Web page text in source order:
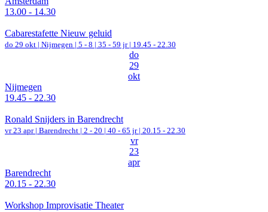
13.00 - 14.30
Cabarestafette Nieuw geluid
do 29 okt | Nijmegen | 5 - 8 | 35 - 59 jr | 19.45 - 22.30
do
29
okt
Nijmegen
19.45 - 22.30
Ronald Snijders in Barendrecht
vr 23 apr | Barendrecht | 2 - 20 | 40 - 65 jr | 20.15 - 22.30
vr
23
apr
Barendrecht
20.15 - 22.30
Workshop Improvisatie Theater